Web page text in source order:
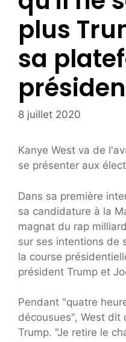
plus
sa
8 juillet 2020
Kanye West va de
se présenter aux
Dans sa première
sa candidature à la
magnat du rap
sur ses intentions de
la course
président Trump et
Pendant "quatre
décousues", West dit
Trump. "Je retire le